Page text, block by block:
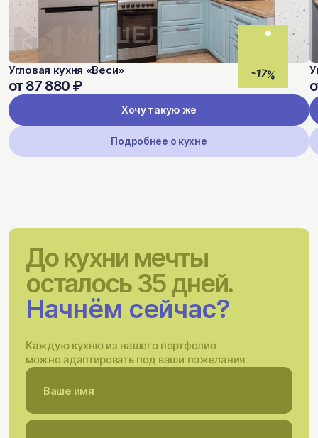
-17%
Угловая кухня «Веси»
от 87 880 ₽
Хочу такую же
Подробнее о кухне
До кухни мечты
осталось 35 дней.
Начнём сейчас?
Каждую кухню из нашего портфолио
можно адаптировать под ваши пожелания